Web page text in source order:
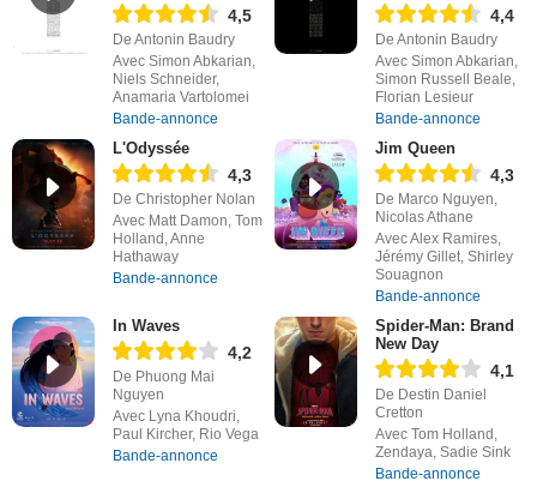
4,5
De Antonin Baudry
Avec Simon Abkarian,
Niels Schneider,
Anamaria Vartolomei
Bande-annonce
4,4
De Antonin Baudry
Avec Simon Abkarian,
Simon Russell Beale,
Florian Lesieur
Bande-annonce
L'Odyssée
4,3
De Christopher Nolan
Avec Matt Damon, Tom
Holland, Anne
Hathaway
Bande-annonce
Jim Queen
4,3
De Marco Nguyen,
Nicolas Athane
Avec Alex Ramires,
Jérémy Gillet, Shirley
Souagnon
Bande-annonce
In Waves
4,2
De Phuong Mai
Nguyen
Avec Lyna Khoudri,
Paul Kircher, Rio Vega
Bande-annonce
Spider-Man: Brand
New Day
4,1
De Destin Daniel
Cretton
Avec Tom Holland,
Zendaya, Sadie Sink
Bande-annonce